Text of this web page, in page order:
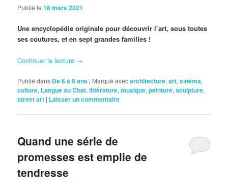
Publié le18 mars 2021
Une encyclopédie originale pour découvrir l’art, sous toutes
ses coutures, et en sept grandes familles !
Continuer la lecture →
Publié dans De 6 à 9 ans | Marqué avecarchitecture,art,cinéma,
culture, Langue au Chat,littérature,musique,peinture,sculpture,
street art | Laisser un commentaire
Quand une série de
promesses est emplie de
tendresse